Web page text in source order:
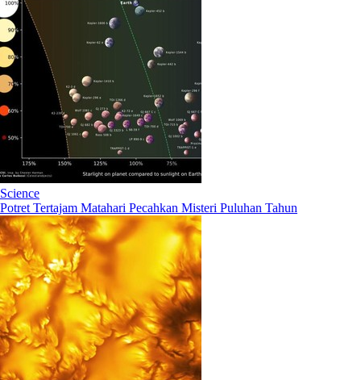
Science
Potret Tertajam Matahari Pecahkan Misteri Puluhan Tahun